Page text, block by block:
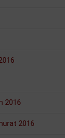
2016
2016